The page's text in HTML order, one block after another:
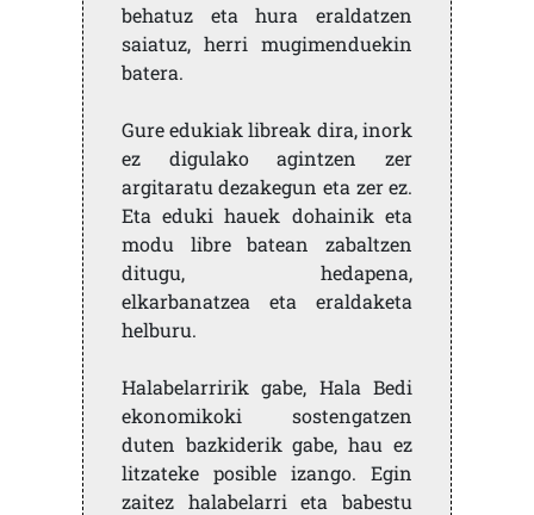
behatuz eta hura eraldatzen
saiatuz, herri mugimenduekin
batera.
Gure edukiak libreak dira, inork
ez digulako agintzen zer
argitaratu dezakegun eta zer ez.
Eta eduki hauek dohainik eta
modu libre batean zabaltzen
ditugu, hedapena,
elkarbanatzea eta eraldaketa
helburu.
Halabelarririk gabe, Hala Bedi
ekonomikoki sostengatzen
duten bazkiderik gabe, hau ez
litzateke posible izango. Egin
zaitez halabelarri eta babestu